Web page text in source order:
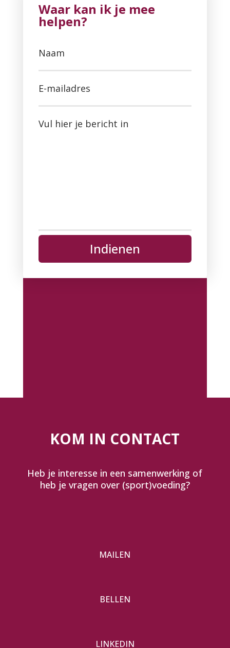
Waar kan ik je mee
helpen?
Naam
E-mailadres
Vul hier je bericht in
Indienen
KOM IN CONTACT
Heb je interesse in een samenwerking of
heb je vragen over (sport)voeding?
MAILEN
BELLEN
LINKEDIN